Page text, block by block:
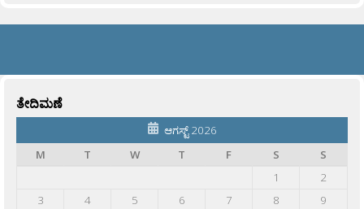
ತೇದಿಮಣೆ
ಆಗಸ್ಟ್ 2026
M
T W T F S
S
1
2
3
4 5 6 7 8
9